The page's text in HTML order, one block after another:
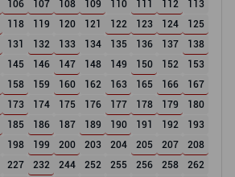
106 107 108 109 110 111 112
113
118 119 120 121 122 123 124
125
131 132 133 134 135 136 137
138
145 146 147 148 149 150 152
153
158 159 160 162 163 165 166
167
173 174 175 176 177 178 179
180
185 186 187 189 190 191 192
193
198 199 200 203 204 205 207
208
227 232 244 252 255 256 258
262